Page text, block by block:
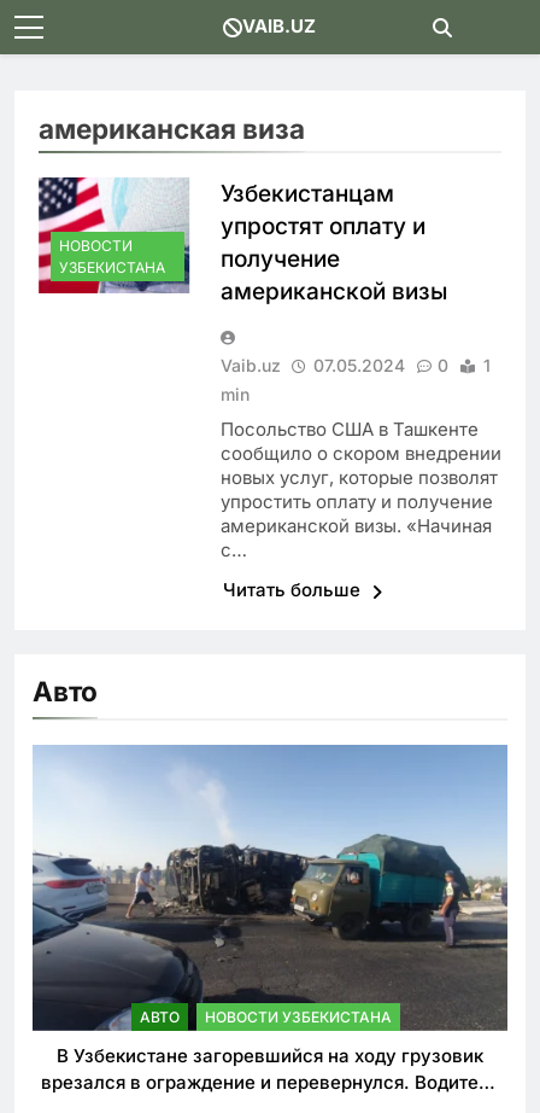
Skip
to
VAIB.UZ
американская виза
НОВОСТИ
УЗБЕКИСТАНА
Узбекистанцам
упростят оплату и
получение
американской визы
Vaib.uz 07.05.2024 0
1
min
Посольство США в Ташкенте
сообщило о скором внедрении
новых услуг, которые позволят
упростить оплату и получение
американской визы. «Начиная
с…
Читать больше
Авто
АВТО НОВОСТИ УЗБЕКИСТАНА
В Узбекистане загоревшийся на ходу грузовик
врезался в ограждение и перевернулся. Водитель